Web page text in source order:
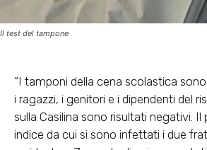
Il test del tampone
“I tamponi della cena scolastica
i ragazzi, i genitori e i dipendenti del
sulla Casilina sono risultati negativi. Il
indice da cui si sono infettati i due